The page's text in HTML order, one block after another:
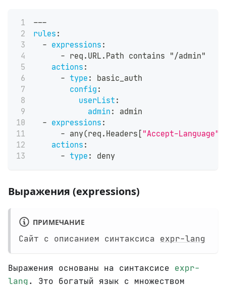
---
rules :
- expressions :
- req.URL.Path contains "/admin"
actions :
- type :
basic_auth
config :
userList :
admin :
admin
- expressions :
- any(req.Headers [ "Accept-Language"
actions :
- type : deny
Выражения (expressions)
ПРИМЕЧАНИЕ
Сайт с описанием синтаксиса expr-lang
Выражения основаны на синтаксисе expr-
lang . Это богатый язык с множеством